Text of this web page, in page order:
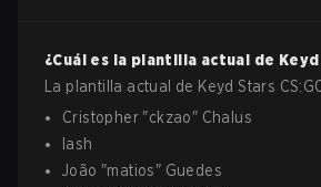
¿Cuál es la plantilla actual de
La plantilla actual de Keyd Stars
Cristopher "ckzao" Chalus
lash
João "matios" Guedes